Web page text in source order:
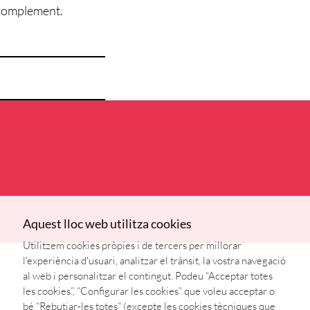
Aquest lloc web utilitza cookies
Utilitzem cookies pròpies i de tercers per millorar
l'experiència d'usuari, analitzar el trànsit, la vostra navegació
al web i personalitzar el contingut. Podeu “Acceptar totes
les cookies”, “Configurar les cookies” que voleu acceptar o
bé “Rebutjar-les totes” (excepte les cookies tècniques que